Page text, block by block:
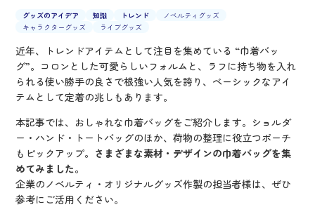
グッズのアイデア 知識 トレンド
ノベルティグッズ
キャラクターグッズ
ライブグッズ
近年、トレンドアイテムとして注目を集めている “巾着バッ
グ”。コロンとした可愛らしいフォルムと、ラフに持ち物を入れ
られる使い勝手の良さで根強い人気を誇り、ベーシックなアイ
テムとして定着の兆しもあります。
本記事では、おしゃれな巾着バッグをご紹介します。ショルダ
ー・ハンド・トートバッグのほか、荷物の整理に役立つポーチ
もピックアップ。 さまざまな素材・デザインの巾着バッグを集
めてみました。
企業のノベルティ・オリジナルグッズ作製の担当者様は、ぜひ
参考にご活用ください。